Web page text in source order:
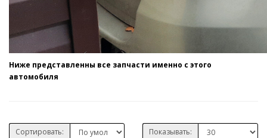
Ниже представленны все запчасти именно с этого
автомобиля
Сортировать: Показывать: